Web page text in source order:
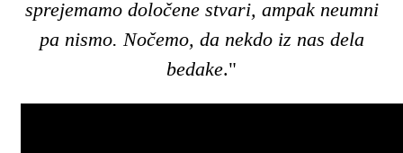
sprejemamo določene stvari, ampak neumni
pa nismo. Nočemo, da nekdo iz nas dela
bedake."